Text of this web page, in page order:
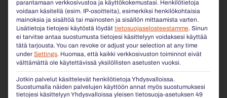
parantamaan verkkosivustoa ja käyttökokemustasi. Henkilötietoja
voidaan käsitellä (esim. IP-osoitteita), esimerkiksi henkilökohtaisia
mainoksia ja sisältöä tai mainosten ja sisällön mittaamista varten.
Lisätietoja tietojesi käytöstä löydät tietosuojaselosteestamme. Sinun
ei tarvitse antaa suostumusta tietojesi käsittelyyn voidaksesi käyttää
tätä tarjousta.You can revoke or adjust your selection at any time
under Settings. Huomaa, että kaikki verkkosivuston toiminnot eivät
välttämättä ole käytettävissä yksilöllisten asetusten vuoksi.
Jotkin palvelut käsittelevät henkilötietoja Yhdysvalloissa.
Suostumalla näiden palvelujen käyttöön annat myös suostumuksesi
tietojesi käsittelyyn Yhdysvalloissa yleisen tietosuoja-asetuksen 49